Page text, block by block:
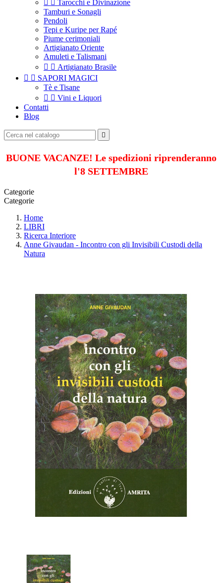
  Tarocchi e Divinazione
Tamburi e Sonagli
Pendoli
Tepi e Kuripe per Rapé
Piume cerimoniali
Artigianato Oriente
Amuleti e Talismani
  Artigianato Brasile
  SAPORI MAGICI
Tè e Tisane
  Vini e Liquori
Contatti
Blog

BUONE VACANZE! Le spedizioni riprenderanno
l'8 SETTEMBRE
Categorie
Categorie
Home
LIBRI
Ricerca Interiore
Anne Givaudan - Incontro con gli Invisibili Custodi della
Natura